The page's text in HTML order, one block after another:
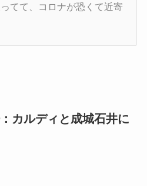
てて、コロナが恐くて近寄
カルディと成城石井に